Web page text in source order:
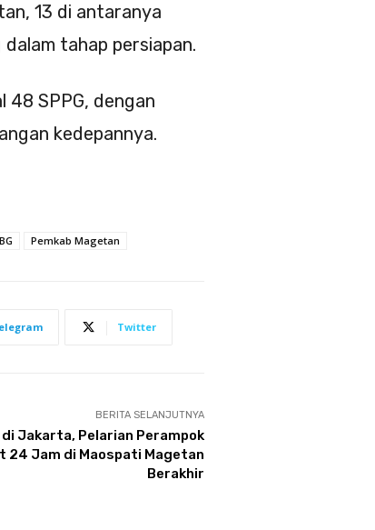
13 di antaranya
tahap persiapan.
48 SPPG, dengan
kedepannya.
Pemkab Magetan
Twitter
BERITA SELANJUTNYA
Jakarta, Pelarian Perampok
24 Jam di Maospati Magetan
Berakhir